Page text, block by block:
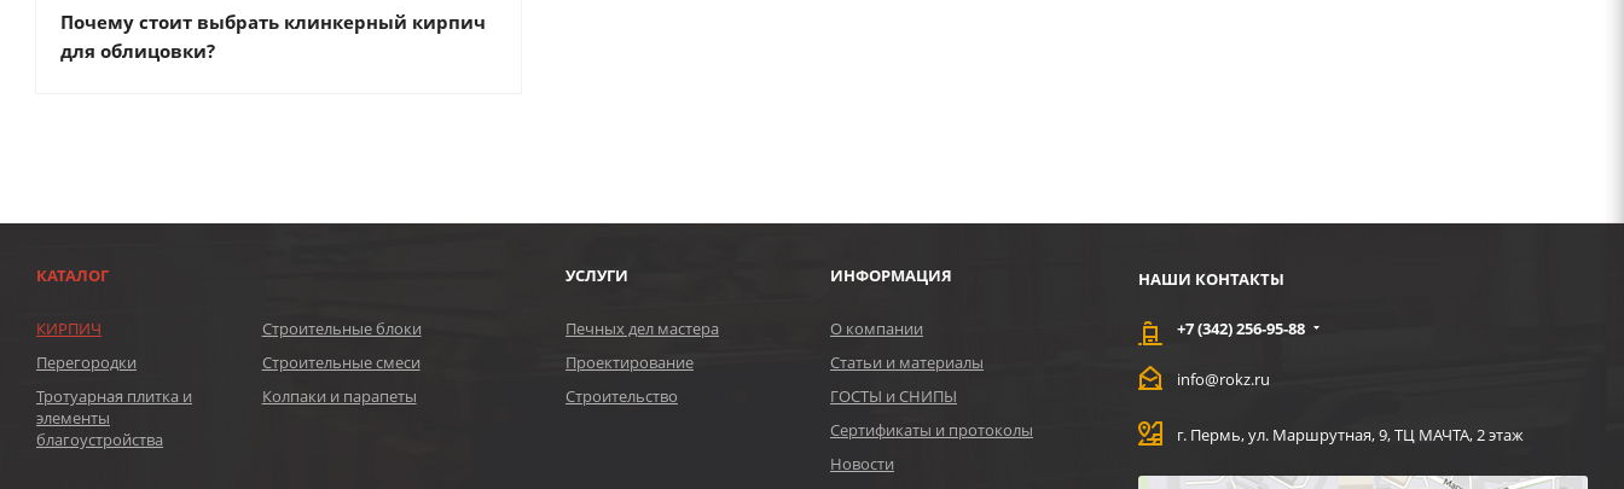
Почему стоит выбрать клинкерный кирпич
для облицовки?
КАТАЛОГ
КИРПИЧ
Строительные блоки
Перегородки
Строительные смеси
Тротуарная плитка и
элементы
благоустройства
Колпаки и парапеты
УСЛУГИ
Печных дел мастера
Проектирование
Строительство
ИНФОРМАЦИЯ
О компании
Статьи и материалы
ГОСТЫ и СНИПЫ
Сертификаты и протоколы
Новости
НАШИ КОНТАКТЫ
+7 (342) 256-95-88
info@rokz.ru
г. Пермь, ул. Маршрутная, 9, ТЦ МАЧТА, 2 этаж